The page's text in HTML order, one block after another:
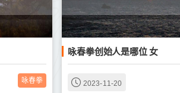
咏春拳
咏春拳创始人是哪位 女
2023-11-20